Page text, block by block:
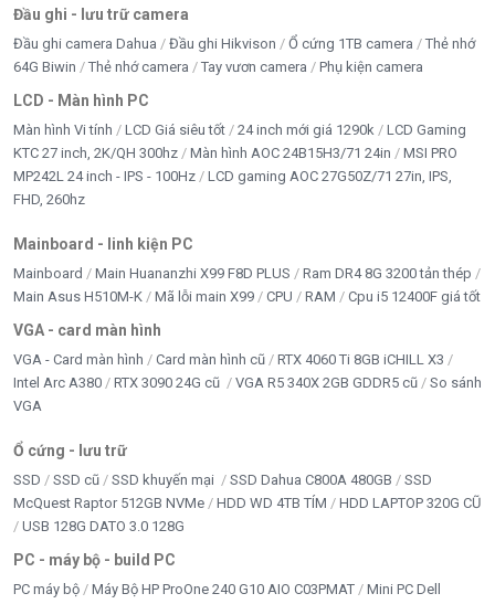
Đầu ghi - lưu trữ camera
Đầu ghi camera Dahua Đầu ghi Hikvison Ổ cứng 1TB camera
Thẻ nhớ
64G Biwin
Thẻ nhớ camera Tay vươn camera Phụ kiện camera
LCD - Màn hình PC
Màn hình Vi tính LCD Giá siêu tốt 24 inch mới giá 1290k
LCD Gaming
KTC 27 inch, 2K/QH 300hz
Màn hình AOC 24B15H3/71 24in
MSI PRO
MP242L 24 inch - IPS - 100Hz
LCD gaming AOC 27G50Z/71 27in, IPS,
FHD, 260hz
Mainboard - linh kiện PC
Mainboard Main Huananzhi X99 F8D PLUS
Ram DR4 8G 3200 tản thép
Main Asus H510M-K
Mã lỗi main X99 CPU RAM Cpu i5 12400F giá tốt
VGA - card màn hình
VGA - Card màn hình Card màn hình cũ
RTX 4060 Ti 8GB iCHILL X3
Intel Arc A380
RTX 3090 24G cũ VGA R5 340X 2GB GDDR5 cũ
So sánh
VGA
Ổ cứng - lưu trữ
SSD SSD cũ SSD khuyến mại SSD Dahua C800A 480GB
SSD
McQuest Raptor 512GB NVMe
HDD WD 4TB TÍM
HDD LAPTOP 320G CŨ
USB 128G DATO 3.0 128G
PC - máy bộ - build PC
PC máy bộ Máy Bộ HP ProOne 240 G10 AIO C03PMAT
Mini PC Dell